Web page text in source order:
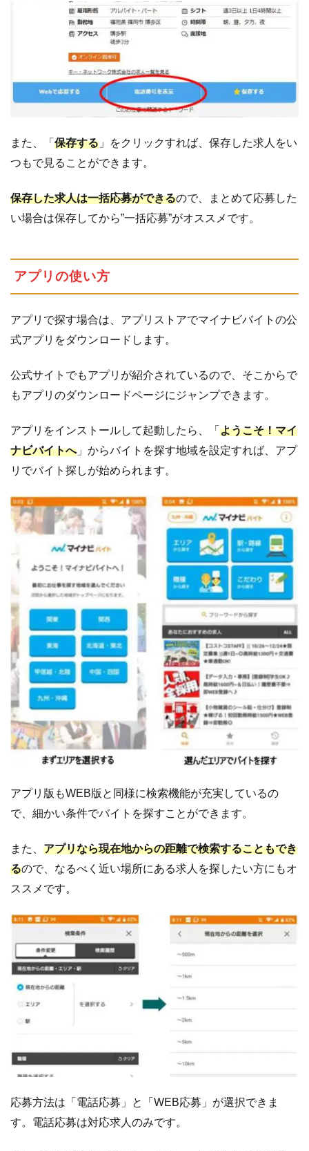
また、「 保存する 」をクリックすれば、保存した求人をい
つもで見ることができます。
保存した求人は一括応募ができるので、まとめて応募した
い場合は保存してから”一括応募”がオススメです。
アプリの使い方
アプリで探す場合は、アプリストアでマイナビバイトの公
式アプリをダウンロードします。
公式サイトでもアプリが紹介されているので、そこからで
もアプリのダウンロードページにジャンプできます。
アプリをインストールして起動したら、「 ようこそ！マイ
ナビバイトへ」からバイトを探す地域を設定すれば、アプ
リでバイト探しが始められます。
アプリ版もWEB版と同様に検索機能が充実しているの
で、細かい条件でバイトを探すことができます。
また、 アプリなら現在地からの距離で検索することもでき
るので、なるべく近い場所にある求人を探したい方にもオ
ススメです。
応募方法は「電話応募」と「WEB応募」が選択できま
す。電話応募は対応求人のみです。